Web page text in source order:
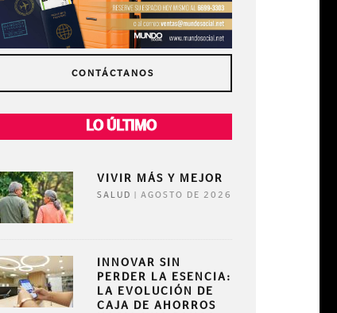
CONTÁCTANOS
LO ÚLTIMO
VIVIR MÁS Y MEJOR
SALUD AGOSTO DE 2026
INNOVAR SIN
PERDER LA ESENCIA:
LA EVOLUCIÓN DE
CAJA DE AHORROS